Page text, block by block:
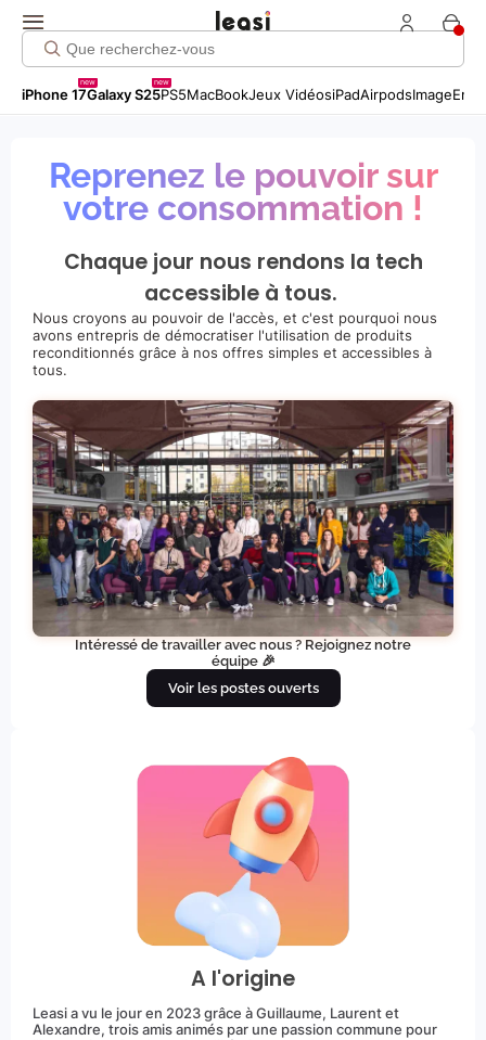
iPhone 17
new
Galaxy S25
new
PS5MacBookJeux VidéosiPadAirpodsImage
Reprenez le pouvoir sur
votre consommation !
Chaque jour nous rendons la tech
accessible à tous.
Nous croyons au pouvoir de l'accès, et c'est pourquoi nous
avons entrepris de démocratiser l'utilisation de produits
reconditionnés grâce à nos offres simples et accessibles à
tous.
Intéressé de travailler avec nous ? Rejoignez notre
équipe 🎉
Voir les postes ouverts
A l'origine
Leasi a vu le jour en 2023 grâce à Guillaume, Laurent et
Alexandre, trois amis animés par une passion commune pour